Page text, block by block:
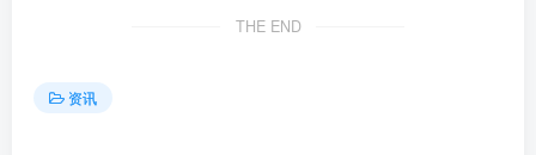
THE END
资讯